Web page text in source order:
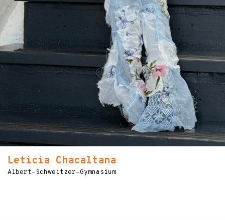
Leticia Chacaltana
Albert-Schweitzer-Gymnasium